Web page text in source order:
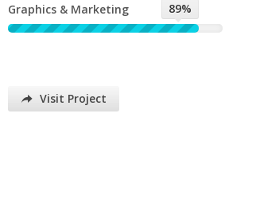
Graphics & Marketing 89%
Visit Project